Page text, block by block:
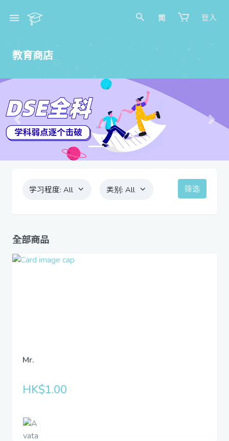
简 登入
教育商店
Previous Next
学习程度: All 类别: All 筛选
全部商品
Mr.
HK$1.00